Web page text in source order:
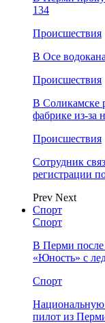
134
Происшествия
В Осе
Происшествия
В Соликамске
фабрике из-за
Происшествия
Сотрудник
регистрации
Prev Next
Спорт
Спорт
В Перми после
«Юность» с
Спорт
Национальную
пилот из